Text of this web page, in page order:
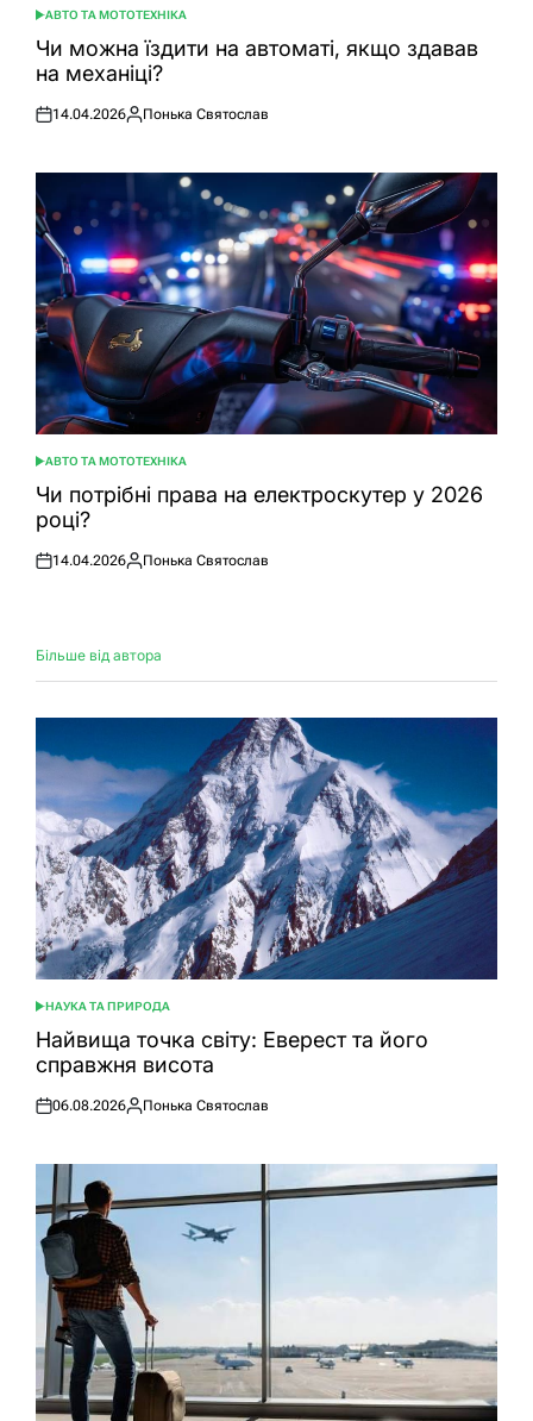
ОПУБЛІКУВАТИ
У
АВТО ТА МОТОТЕХНІКА
Чи можна їздити на автоматі, якщо здавав
на механіці?
Оприлюднено
14.04.2026
Опубліковано
Понька Святослав
ОПУБЛІКУВАТИ
У
АВТО ТА МОТОТЕХНІКА
Чи потрібні права на електроскутер у 2026
році?
Оприлюднено
14.04.2026
Опубліковано
Понька Святослав
Більше від автора
ОПУБЛІКУВАТИ
У
НАУКА ТА ПРИРОДА
Найвища точка світу: Еверест та його
справжня висота
Оприлюднено
06.08.2026
Опубліковано
Понька Святослав